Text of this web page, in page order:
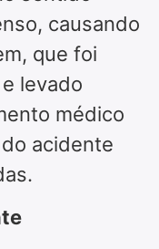
causando
que foi
levado
médico
acidente